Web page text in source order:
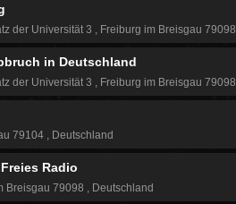
der Universität 3 Freiburg im Breisgau 79098
in Deutschland
der Universität 3 Freiburg im Breisgau 79098
79104 Deutschland
Radio
Breisgau 79098 Deutschland